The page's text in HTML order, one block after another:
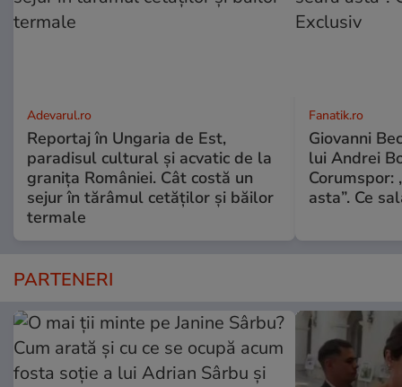
Adevarul.ro
Reportaj în Ungaria de Est,
paradisul cultural și acvatic de la
granița României. Cât costă un
sejur în tărâmul cetăților și băilor
termale
Fanatik.ro
Giovanni
lui Andrei
Corumspor:
asta”. Ce
PARTENERI